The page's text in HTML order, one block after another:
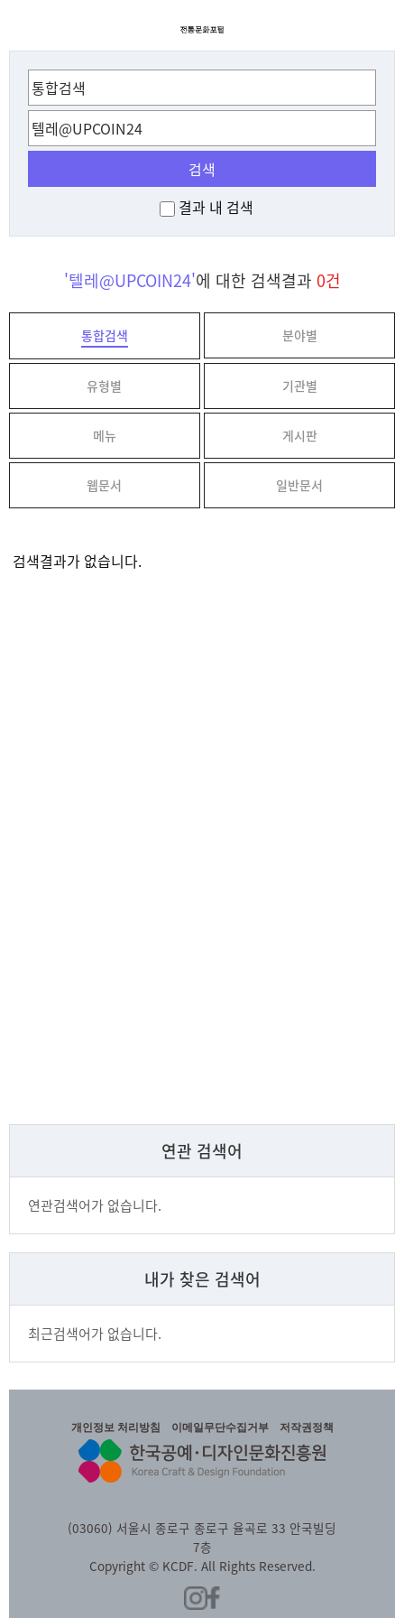
검색
결과 내 검색
'텔레@UPCOIN24'에 대한 검색결과 0건
통합검색 분야별
유형별 기관별
메뉴 게시판
웹문서 일반문서
검색결과가 없습니다.
연관 검색어
연관검색어가 없습니다.
내가 찾은 검색어
최근검색어가 없습니다.
개인정보 처리방침 이메일무단수집거부 저작권정책
(03060) 서울시 종로구 종로구 율곡로 33 안국빌딩
7층
Copyright © KCDF. All Rights Reserved.